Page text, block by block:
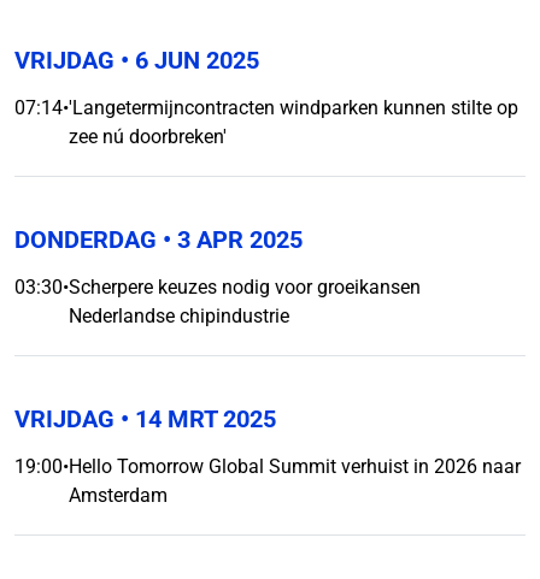
VRIJDAG • 6 JUN 2025
07:14•'Langetermijncontracten windparken kunnen stilte op
zee nú doorbreken'
DONDERDAG • 3 APR 2025
03:30•Scherpere keuzes nodig voor groeikansen
Nederlandse chipindustrie
VRIJDAG • 14 MRT 2025
19:00•Hello Tomorrow Global Summit verhuist in 2026 naar
Amsterdam